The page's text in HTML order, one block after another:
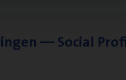
— Soci­al